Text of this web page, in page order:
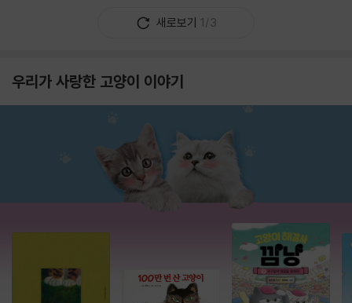
새로보기 1/3
우리가 사랑한 고양이 이야기